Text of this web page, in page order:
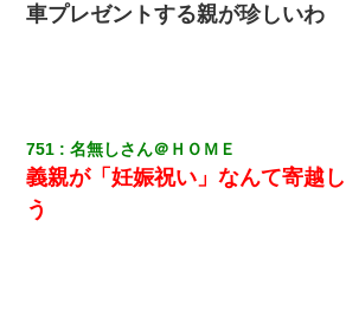
車プレゼントする親が珍しいわ
751 名無しさん＠ＨＯＭＥ
義親が「妊娠祝い」なんて寄越
う